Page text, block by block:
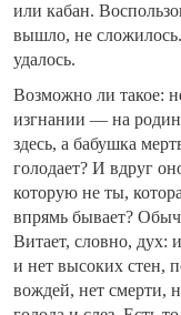
или кабан.
вышло, не
удалось.
Возможно ли такое:
изгнании — на
здесь, а бабушка
голодает? И вдруг
которую не ты,
впрямь бывает?
Витает, словно, дух:
и нет высоких стен,
вождей, нет смерти,